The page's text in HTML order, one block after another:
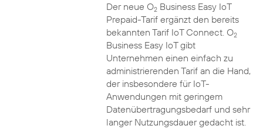
Der neue O2Business Easy IoT
Prepaid-Tarif ergänzt den bereits
bekannten Tarif IoT Connect. O2
Business Easy IoT gibt
Unternehmen einen einfach zu
administrierenden Tarif an die Hand,
der insbesondere für IoT-
Anwendungen mit geringem
Datenübertragungsbedarf und sehr
langer Nutzungsdauer gedacht ist.